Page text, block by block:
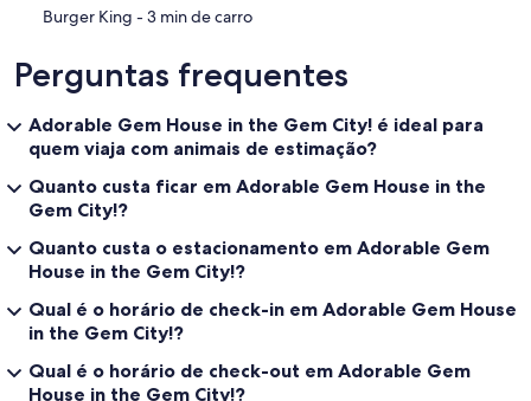
‪Burger King - ‬3 min de carro
Perguntas frequentes
Adorable Gem House in the Gem City! é ideal para
quem viaja com animais de estimação?
Quanto custa ficar em Adorable Gem House in the
Gem City!?
Quanto custa o estacionamento em Adorable Gem
House in the Gem City!?
Qual é o horário de check-in em Adorable Gem House
in the Gem City!?
Qual é o horário de check-out em Adorable Gem
House in the Gem City!?